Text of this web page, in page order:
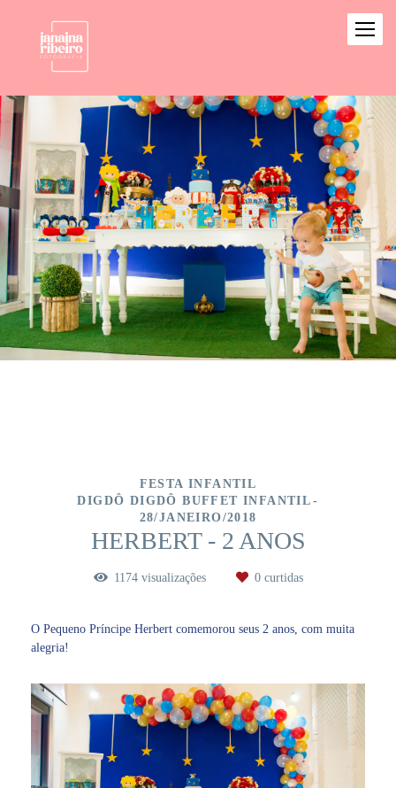
FESTA INFANTIL
DIGDÔ DIGDÔ BUFFET INFANTIL
28/JANEIRO/2018
HERBERT - 2 ANOS
1174visualizações 0curtidas
O Pequeno Príncipe Herbert comemorou seus 2 anos, com muita
alegria!